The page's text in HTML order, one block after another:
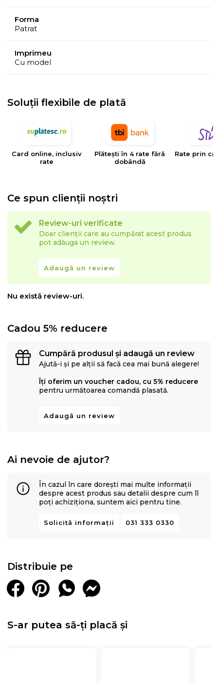
Forma
Patrat
Imprimeu
Cu model
Soluții flexibile de plată
Card online, inclusiv
rate
Plătești în 4 rate fără
dobândă
Rate prin
Ce spun clienții noștri
Review-uri verificate
Doar clienții care au cumpărat acest produs
pot adăuga un review.
Adaugă un review
Nu există review-uri.
Cadou 5% reducere
Cumpără produsul și adaugă un review
Ajută-i și pe alții să facă cea mai bună alegere!
Îți oferim un voucher cadou, cu 5% reducere
pentru următoarea comandă plasată.
Adaugă un review
Ai nevoie de ajutor?
În cazul în care dorești mai multe informații
despre acest produs sau detalii despre cum îl
poți achiziționa, suntem aici pentru tine.
Solicită informații 031 333 0330
Distribuie pe
S-ar putea să-ți placă și